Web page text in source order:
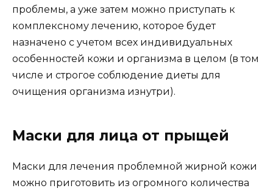
проблемы, а уже затем можно приступать к
комплексному лечению, которое будет
назначено с учетом всех индивидуальных
особенностей кожи и организма в целом (в том
числе и строгое соблюдение диеты для
очищения организма изнутри).
Маски для лица от прыщей
Маски для лечения проблемной жирной кожи
можно приготовить из огромного количества